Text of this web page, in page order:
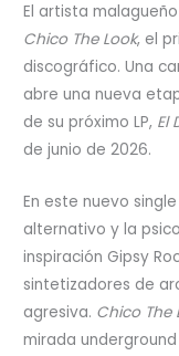
El artista
Chico The Look, el
discográfico. Una
abre una nueva
de su próximo LP, El
de junio de 2026.
En este nuevo
alternativo y la
inspiración Gipsy
sintetizadores de
agresiva. Chico The
mirada